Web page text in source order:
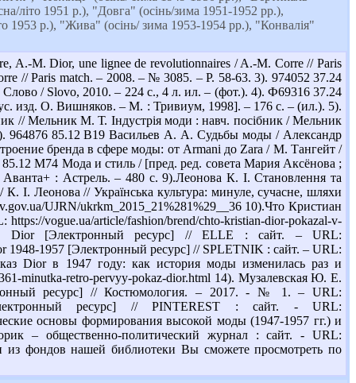
літо 1951 р.), "Довга" (осінь/зима 1951-1952 рр.),
1953 р.), "Жива" (осінь/ зима 1953-1954 рр.), "Конвалія"
M. Dior, une lignee de revolutionnaires / A.-M. Corre // Paris
// Paris match. – 2008. – № 3085. – P. 58-63. 3). 974052 37.24
/ Slovo, 2010. – 224 с., 4 л. ил. – (фот.). 4). Ф69316 37.24
изд. О. Вишняков. – М. : Тривиум, 1998]. – 176 с. – (ил.). 5).
// Мельник М. Т. Індустрія моди : навч. посібник / Мельник
964876 85.12 В19 Васильев А. А. Судьбы моды / Александр
бренда в сфере моды: от Armani до Zara / М. Тангейт /
М74 Мода и стиль / [пред. ред. совета Мария Аксёнова ;
: Астрель. – 480 с. 9).Леонова К. І. Становлення та
К. І. Леонова // Українська культура: минуле, сучасне, шляхи
UJRN/ukrkm_2015_21%281%29__36 10).Что Кристиан
vogue.ua/article/fashion/brend/chto-kristian-dior-pokazal-v-
Dior [Электронный ресурс] // ELLE : сайт. – URL:
1948-1957 [Электронный ресурс] // SPLETNIK : сайт. – URL:
Dior в 1947 году: как история моды изменилась раз и
minutka-retro-pervyy-pokaz-dior.html 14). Музалевская Ю. Е.
ресурс] // Костюмология. – 2017. - № 1. – URL:
ресурс] // PINTEREST : сайт. - URL:
основы формирования высокой моды (1947-1957 гг.) и
– общественно-политический журнал : сайт. - URL:
из фондов нашей библиотеки Вы сможете просмотреть по